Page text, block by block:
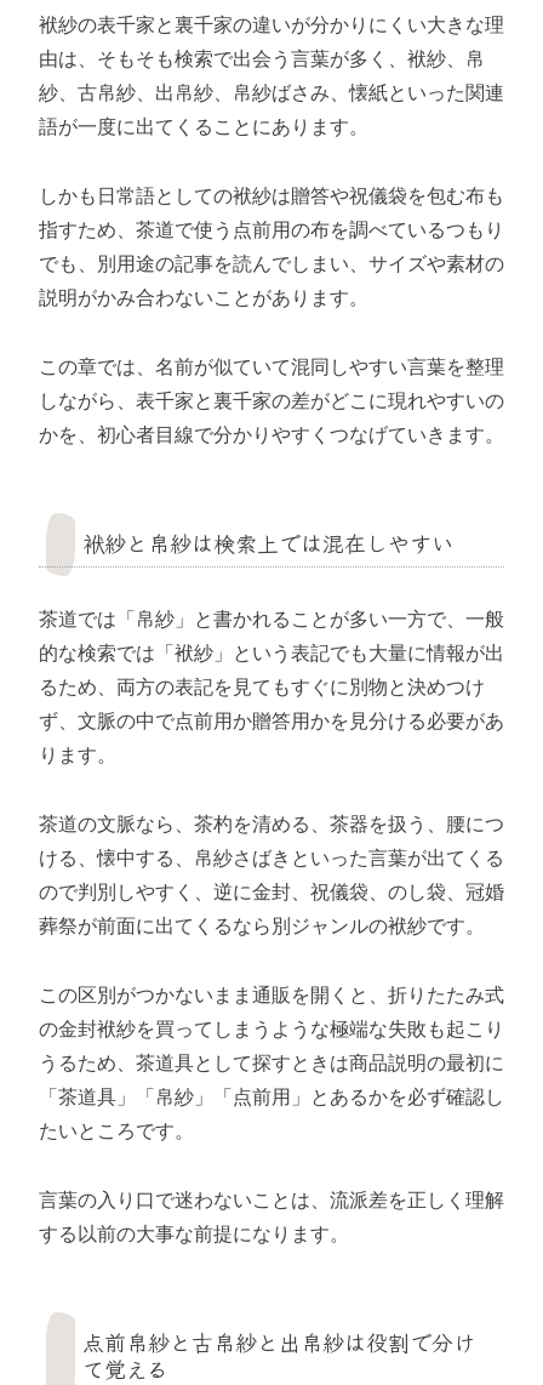
袱紗の表千家と裏千家の違いが分かりにくい大きな理
由は、そもそも検索で出会う言葉が多く、袱紗、帛
紗、古帛紗、出帛紗、帛紗ばさみ、懐紙といった関連
語が一度に出てくることにあります。
しかも日常語としての袱紗は贈答や祝儀袋を包む布も
指すため、茶道で使う点前用の布を調べているつもり
でも、別用途の記事を読んでしまい、サイズや素材の
説明がかみ合わないことがあります。
この章では、名前が似ていて混同しやすい言葉を整理
しながら、表千家と裏千家の差がどこに現れやすいの
かを、初心者目線で分かりやすくつなげていきます。
袱紗と帛紗は検索上では混在しやすい
茶道では「帛紗」と書かれることが多い一方で、一般
的な検索では「袱紗」という表記でも大量に情報が出
るため、両方の表記を見てもすぐに別物と決めつけ
ず、文脈の中で点前用か贈答用かを見分ける必要があ
ります。
茶道の文脈なら、茶杓を清める、茶器を扱う、腰につ
ける、懐中する、帛紗さばきといった言葉が出てくる
ので判別しやすく、逆に金封、祝儀袋、のし袋、冠婚
葬祭が前面に出てくるなら別ジャンルの袱紗です。
この区別がつかないまま通販を開くと、折りたたみ式
の金封袱紗を買ってしまうような極端な失敗も起こり
うるため、茶道具として探すときは商品説明の最初に
「茶道具」「帛紗」「点前用」とあるかを必ず確認し
たいところです。
言葉の入り口で迷わないことは、流派差を正しく理解
する以前の大事な前提になります。
点前帛紗と古帛紗と出帛紗は役割で分け
て覚える